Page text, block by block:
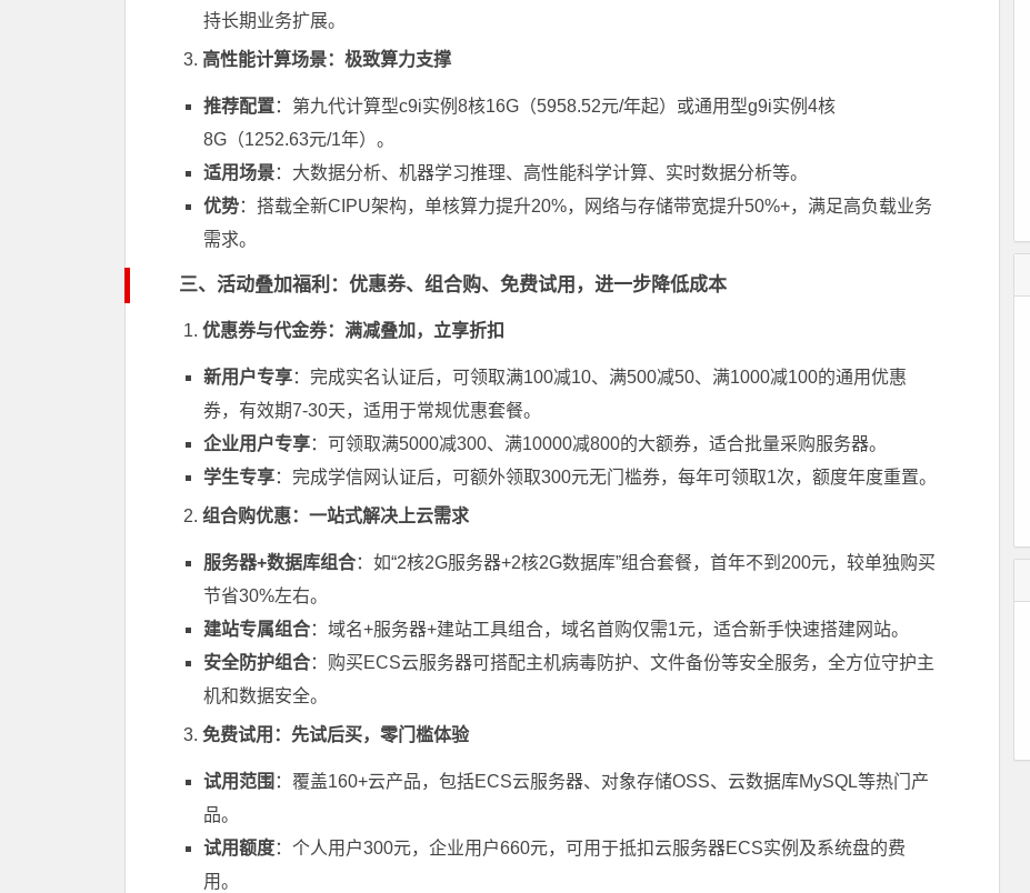
持长期业务扩展。
3. 高性能计算场景：极致算力支撑
推荐配置：第九代计算型c9i实例8核16G（5958.52元/年起）或通用型g9i实例4核
8G（1252.63元/1年）。
适用场景：大数据分析、机器学习推理、高性能科学计算、实时数据分析等。
优势：搭载全新CIPU架构，单核算力提升20%，网络与存储带宽提升50%+，满足高负载业务
需求。
三、活动叠加福利：优惠券、组合购、免费试用，进一步降低成本
1. 优惠券与代金券：满减叠加，立享折扣
新用户专享：完成实名认证后，可领取满100减10、满500减50、满1000减100的通用优惠
券，有效期7-30天，适用于常规优惠套餐。
企业用户专享：可领取满5000减300、满10000减800的大额券，适合批量采购服务器。
学生专享：完成学信网认证后，可额外领取300元无门槛券，每年可领取1次，额度年度重置。
2. 组合购优惠：一站式解决上云需求
服务器+数据库组合：如“2核2G服务器+2核2G数据库”组合套餐，首年不到200元，较单独购买
节省30%左右。
建站专属组合：域名+服务器+建站工具组合，域名首购仅需1元，适合新手快速搭建网站。
安全防护组合：购买ECS云服务器可搭配主机病毒防护、文件备份等安全服务，全方位守护主
机和数据安全。
3. 免费试用：先试后买，零门槛体验
试用范围 ：覆盖160+云产品，包括ECS云服务器、对象存储OSS、云数据库MySQL等热门产
品。
试用额度：个人用户300元，企业用户660元，可用于抵扣云服务器ECS实例及系统盘的费
用。